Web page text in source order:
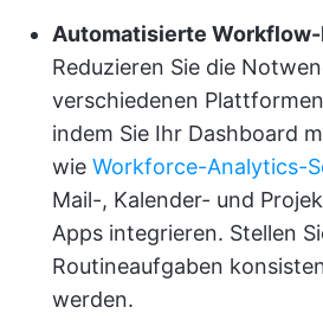
Automatisierte
Reduzieren Sie die
verschiedenen
indem Sie Ihr Dashboard
wie Workforce-Analytics-
Mail-, Kalender- und
Apps integrieren. Stellen
Routineaufgaben
werden.